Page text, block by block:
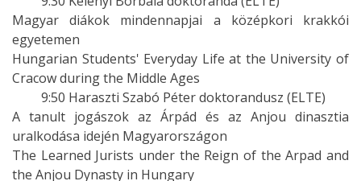
Magyar diákok mindennapjai a középkori krakkói
egyetemen
Hungarian Students' Everyday Life at the University of
Cracow during the Middle Ages
9:50 Haraszti Szabó Péter doktorandusz (ELTE)
A tanult jogászok az Árpád és az Anjou dinasztia
uralkodása idején Magyarországon
The Learned Jurists under the Reign of the Arpad and
the Anjou Dynasty in Hungary